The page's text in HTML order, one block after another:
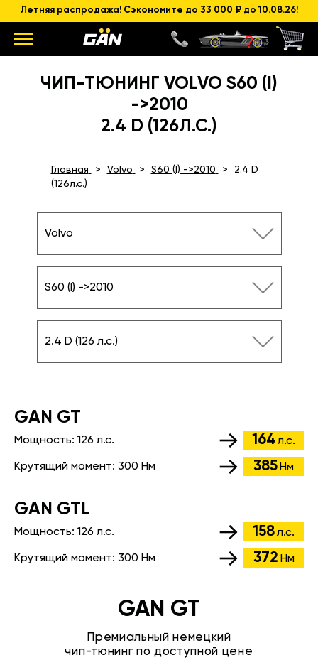
Летняя распродажа! Сэкономите до 33 000 ₽ до 10.08.26!
ЧИП-ТЮНИНГ VOLVO S60 (I)
->2010
2.4 D (126Л.С.)
Главная Volvo S60 (I) ->2010
2.4 D
(126л.с.)
Volvo
S60 (I) ->2010
2.4 D (126 л.с.)
GАN GT
Мощность: 126 л.с. 164 л.с.
Крутящий момент: 300 Нм 385 Нм
GАN GTL
Мощность: 126 л.с. 158л.с.
Крутящий момент: 300 Нм 372 Нм
GAN GT
Премиальный немецкий
чип-тюнинг по доступной цене